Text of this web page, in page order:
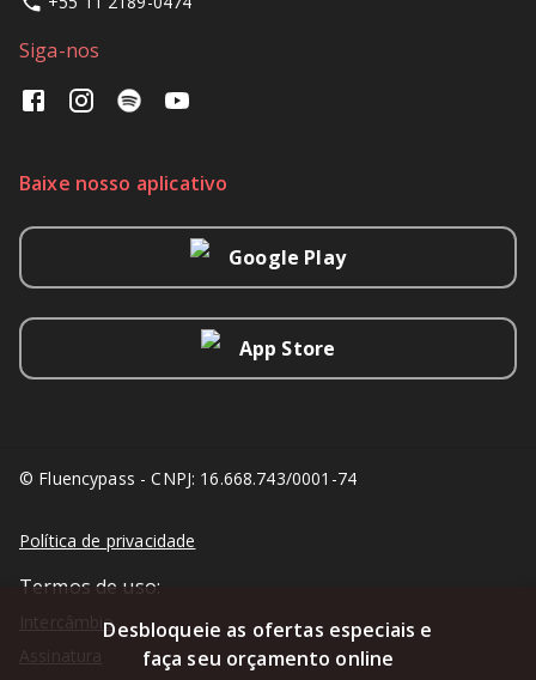
Desbloqueie as ofertas especiais e
faça seu orçamento online
Siga-nos
Baixe nosso aplicativo
Google Play
App Store
© Fluencypass - CNPJ: 16.668.743/0001-74
Política de privacidade
Termos de uso:
Intercâmbio